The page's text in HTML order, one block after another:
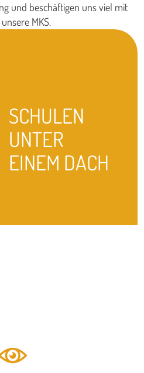
und beschäftigen uns viel mit
MKS.
SCHULEN
UNTER
EINEM DACH